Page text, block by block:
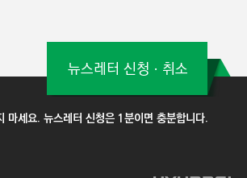
마세요. 뉴스레터 신청은 1분이면 충분합니다.
뉴스레터 신청ㆍ취소